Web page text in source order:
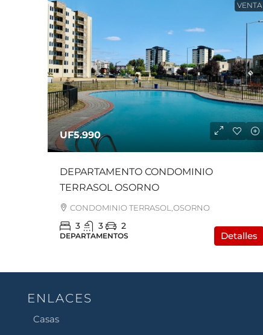
VENTA
UF5.990
DEPARTAMENTO CONDOMINIO
TERRASOL OSORNO
CONDOMINIO TERRASOL,OSORNO
3 3 2
DEPARTAMENTOS Detalles
ENLACES
Casas